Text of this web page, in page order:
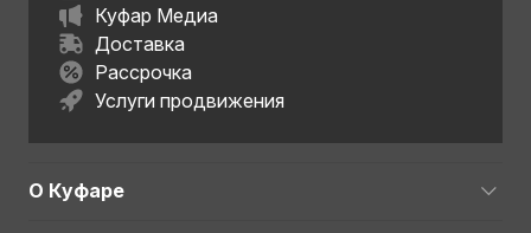
Куфар Медиа
Доставка
Рассрочка
Услуги продвижения
О Куфаре